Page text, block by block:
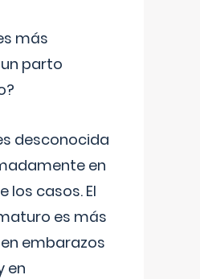
más
parto
desconocida
en
los casos. El
es más
embarazos
en